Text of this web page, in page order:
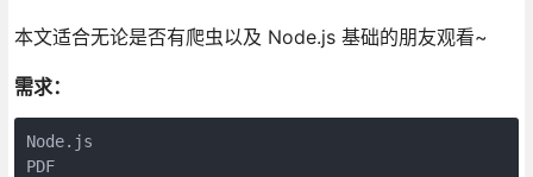
本文适合无论是否有爬虫以及 Node.js 基础的朋友观看~
需求：
Node.js
PDF